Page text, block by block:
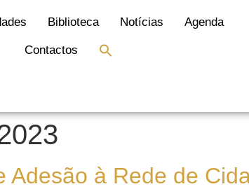
Biblioteca Notícias Agenda
Contactos
Adesão à Rede de